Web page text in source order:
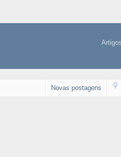
Novas postagens